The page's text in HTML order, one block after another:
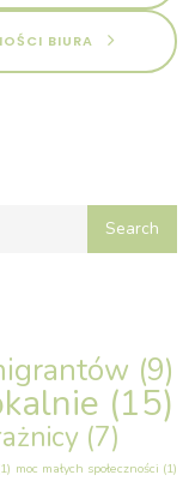
BIURA
(9)
(15)
(7)
moc małych społeczności (1)